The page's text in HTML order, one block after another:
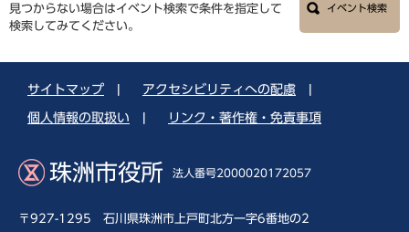
見つからない場合はイベント検索で条件を指定して
検索してみてください。
イベント検索
サイトマップ アクセシビリティへの配慮
個人情報の取扱い リンク・著作権・免責事項
珠洲市役所 法人番号2000020172057
〒927-1295 石川県珠洲市上戸町北方一字6番地の2